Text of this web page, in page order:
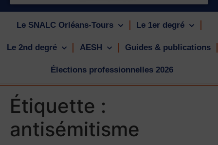
Le SNALC Orléans-Tours Le 1er degré
Le 2nd degré AESH Guides & publications
Élections professionnelles 2026
Étiquette :
antisémitisme